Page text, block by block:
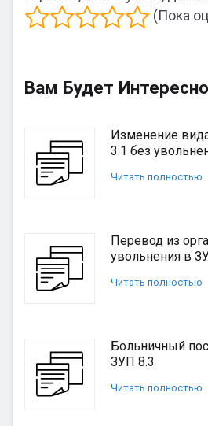
(Пока
Вам Будет Интересно
Изменение
3.1 без
Читать полностью
Перевод из
увольнения в
Читать полностью
Больничный
ЗУП 8.3
Читать полностью